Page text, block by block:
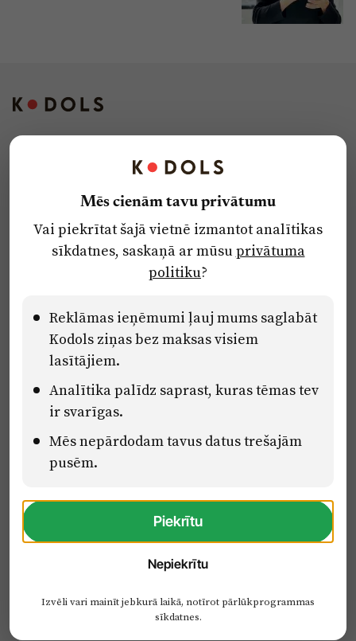
Privātuma politika
Ētikas kodekss
Pārredzamības paziņojumi
Eiropas Savienības Atveseļošanas un noturības mehānisma plāna
2.2. reformu un investīciju virziena “Uzņēmumu digitālā
transformācija un inovācijas” 2.2.1.5.i. investīcijas “Mediju nozares
uzņēmumu digitālās transformācijas veicināšana” pasākuma
“Mācības mediju nozares speciālistu digitālās kompetences un
zināšanu pilnveidošanai” projektā Latvijas Mediju nozares
kompetenču centrs (2.2.1.5.i.0/2/24/A/CFLA/001).
Mēs cienām tavu privātumu
Vai piekrītat šajā vietnē izmantot analītikas
sīkdatnes, saskaņā ar mūsuprivātuma
politiku?
Reklāmas ieņēmumi ļauj mums saglabāt
Kodols ziņas bez maksas visiem
lasītājiem.
Analītika palīdz saprast, kuras tēmas tev
ir svarīgas.
Mēs nepārdodam tavus datus trešajām
pusēm.
Piekrītu
Nepiekrītu
Izvēli vari mainīt jebkurā laikā, notīrot pārlūkprogrammas
sīkdatnes.